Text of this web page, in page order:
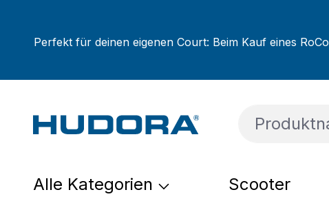
Perfekt für deinen eigenen Court: Beim Kauf eines
Alle Kategorien Scooter